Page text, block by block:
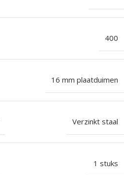
400
16 mm plaatduimen
Verzinkt staal
1 stuks